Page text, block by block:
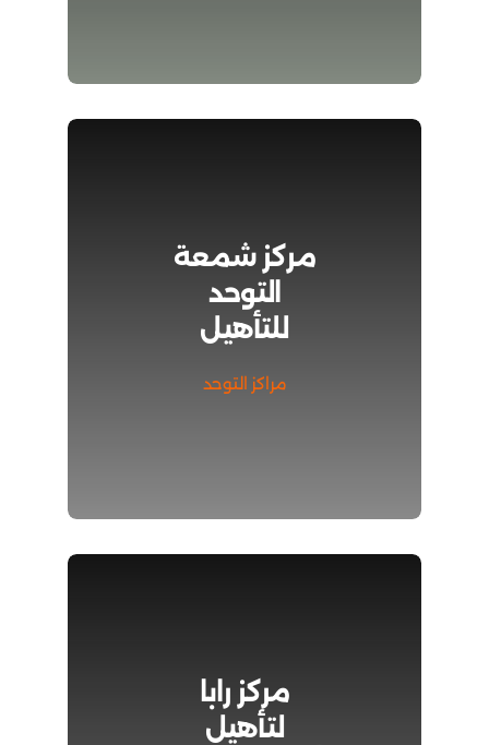
مركز شمعة
التوحد
للتأهيل
مراكز التوحد
مركز رابا
لتأهيل